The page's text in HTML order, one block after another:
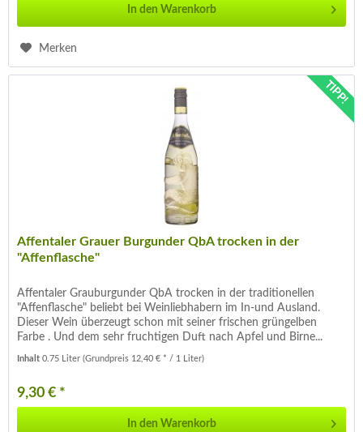
In den Warenkorb
Merken
TIPP!
Affentaler Grauer Burgunder QbA trocken in der
"Affenflasche"
Affentaler Grauburgunder QbA trocken in der traditionellen
"Affenflasche" beliebt bei Weinliebhabern im In-und Ausland.
Dieser Wein überzeugt schon mit seiner frischen grüngelben
Farbe . Und dem sehr fruchtigen Duft nach Apfel und Birne...
Inhalt0.75 Liter(Grundpreis 12,40 € * / 1 Liter)
9,30 € *
In den Warenkorb